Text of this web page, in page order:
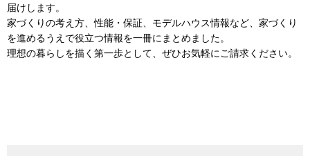
届けします。
家づくりの考え方、性能・保証、モデルハウス情報など、家づくり
を進めるうえで役立つ情報を一冊にまとめました。
理想の暮らしを描く第一歩として、ぜひお気軽にご請求ください。